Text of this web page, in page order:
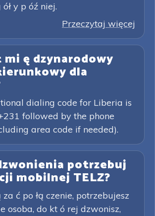
y p óź niej.
Przeczytaj więcej
mi ę dzynarodowy
dla
dialing code for Liberia is
followed by the phone
area code if needed).
potrzebuj
mobilnej TELZ?
ć po łą czenie, potrzebujesz
osoba, do kt ó rej dzwonisz,